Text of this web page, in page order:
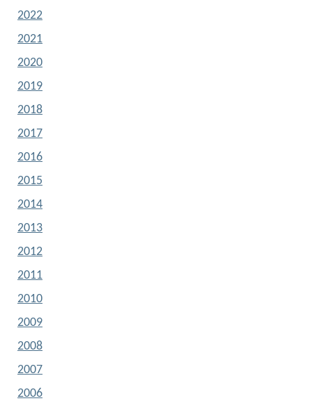
2022
2021
2020
2019
2018
2017
2016
2015
2014
2013
2012
2011
2010
2009
2008
2007
2006